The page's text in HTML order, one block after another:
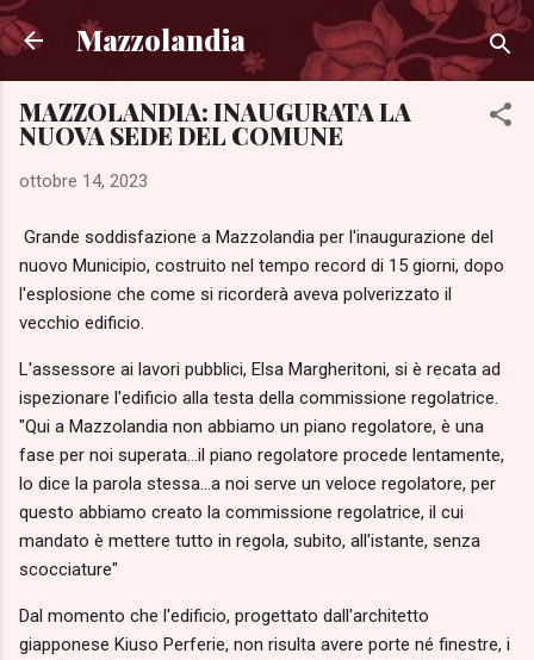
Passa ai contenuti principali
Mazzolandia
MAZZOLANDIA: INAUGURATA LA
NUOVA SEDE DEL COMUNE
ottobre 14, 2023
Grande soddisfazione a Mazzolandia per l'inaugurazione del
nuovo Municipio, costruito nel tempo record di 15 giorni, dopo
l'esplosione che come si ricorderà aveva polverizzato il
vecchio edificio.
L'assessore ai lavori pubblici, Elsa Margheritoni, si è recata ad
ispezionare l'edificio alla testa della commissione regolatrice.
"Qui a Mazzolandia non abbiamo un piano regolatore, è una
fase per noi superata...il piano regolatore procede lentamente,
lo dice la parola stessa...a noi serve un veloce regolatore, per
questo abbiamo creato la commissione regolatrice, il cui
mandato è mettere tutto in regola, subito, all'istante, senza
scocciature"
Dal momento che l'edificio, progettato dall'architetto
giapponese Kiuso Perferie, non risulta avere porte né finestre, i